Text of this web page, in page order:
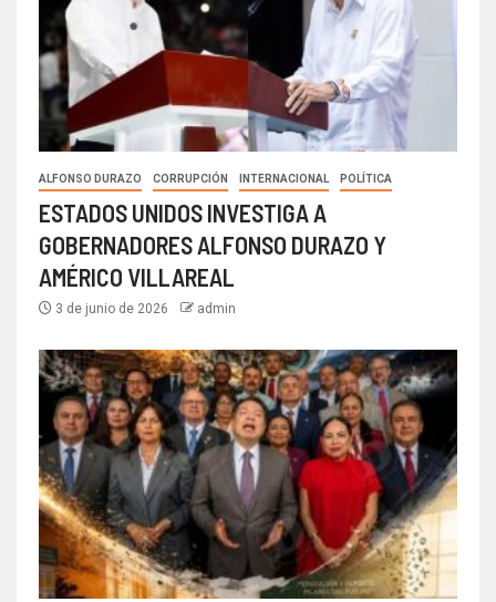
ALFONSO DURAZO CORRUPCIÓN INTERNACIONAL POLÍTICA
ESTADOS UNIDOS INVESTIGA A
GOBERNADORES ALFONSO DURAZO Y
AMÉRICO VILLAREAL
3 de junio de 2026 admin